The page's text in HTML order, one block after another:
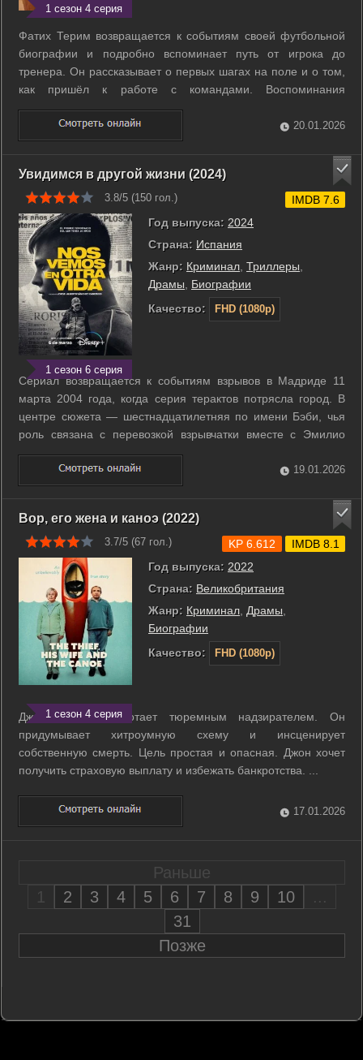
1 сезон 4 серия
Фатих Терим возвращается к событиям своей футбольной
биографии и подробно вспоминает путь от игрока до
тренера. Он рассказывает о первых шагах на поле и о том,
как пришёл к работе с командами. Воспоминания
охватывают важные поворотные моменты карьеры и
решения, изменившие её ход. Повествование показывает,
как он строил стратегии и вёл коллектив к ...
20.01.2026
Увидимся в другой жизни (2024)
3.8/5 (150 гол.)
1 сезон 6 серия
Год выпуска: 2024
Страна: Испания
Жанр: Криминал Триллеры
Драмы
Биографии
Качество:
FHD (1080p)
IMDB 7.6
Сериал возвращается к событиям взрывов в Мадриде 11
марта 2004 года, когда серия терактов потрясла город. В
центре сюжета — шестнадцатилетняя по имени Бэби, чья
роль связана с перевозкой взрывчатки вместе с Эмилио
Трашоррасом. Раскрываются обстоятельства их участия и
пути, приведшие к задержанию и расследованию. Позже
показано, как показания Бэби ...
19.01.2026
Вор, его жена и каноэ (2022)
3.7/5 (67 гол.)
1 сезон 4 серия
Год выпуска: 2022
Страна: Великобритания
Жанр: Криминал Драмы
Биографии
Качество:
FHD (1080p)
KP 6.612 IMDB 8.1
Джон Дарвин работает тюремным надзирателем. Он
придумывает хитроумную схему и инсценирует
собственную смерть. Цель простая и опасная. Джон хочет
получить страховую выплату и избежать банкротства. ...
17.01.2026
Раньше
1
2 3 4 5 6 7 8 9 10
...
31
Позже